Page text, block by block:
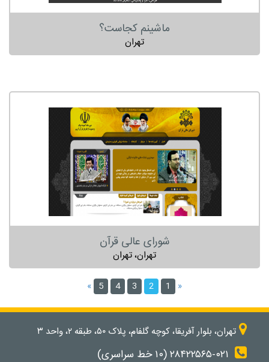
ماشینم کجاست؟
تهران
شورای عالی قرآن
تهران، تهران
«
1
2
3
4
5
»
تهران، بلوار آفریقا، کوچه گلفام، پلاک ۵۰، طبقه ۲، واحد ۳